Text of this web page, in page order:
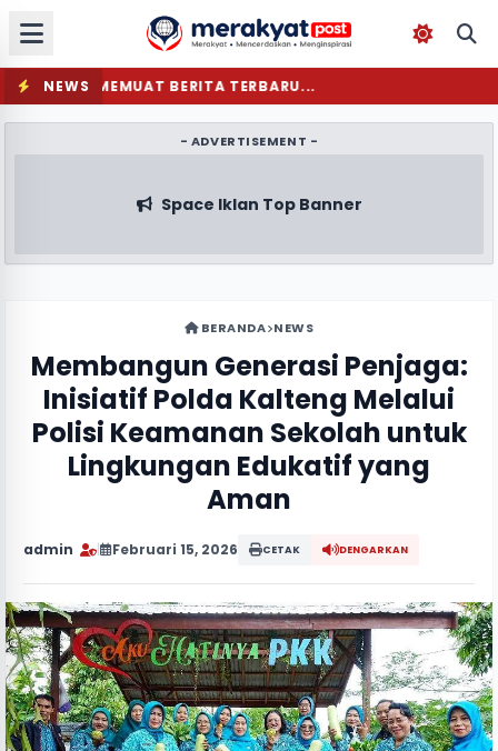
NEWS MEMUAT BERITA TERBARU...
- ADVERTISEMENT -
Space Iklan Top Banner
BERANDA NEWS
Membangun Generasi Penjaga:
Inisiatif Polda Kalteng Melalui
Polisi Keamanan Sekolah untuk
Lingkungan Edukatif yang
Aman
admin Februari 15, 2026 CETAK DENGARKAN